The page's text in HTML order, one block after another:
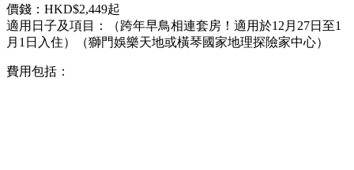
價錢：HKD$2,449起
適用日子及項目：（跨年早鳥相連套房！適用於12月27日至1
月1日入住）（獅門娛樂天地或橫琴國家地理探險家中心）
費用包括：